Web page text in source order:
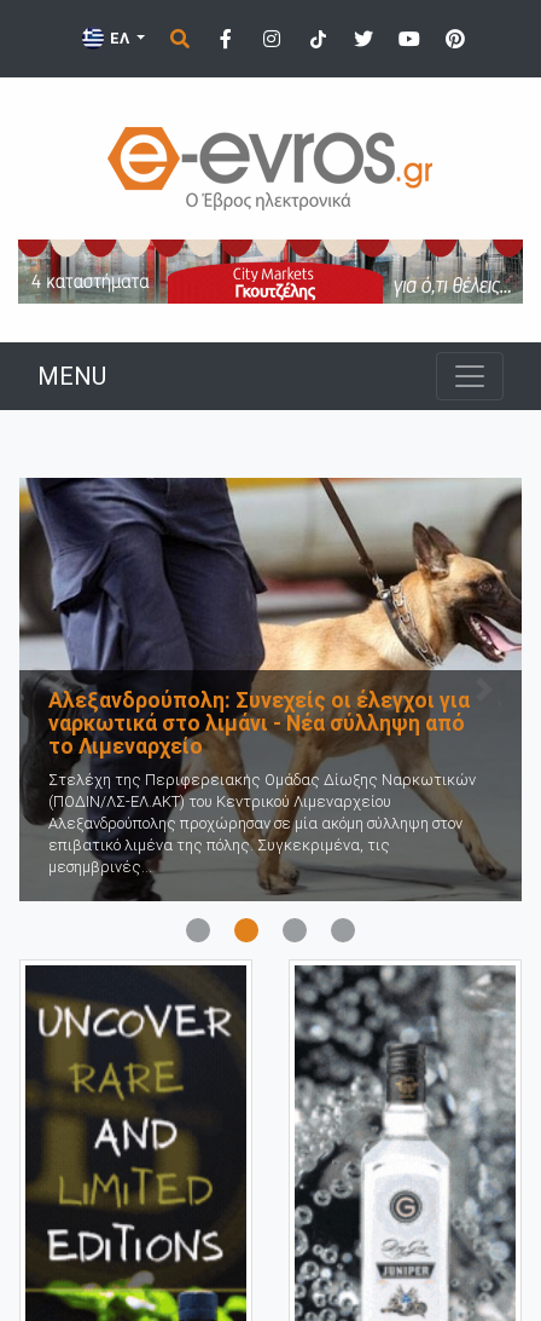
ΕΛ
MENU
Αλεξανδρούπολη: Συνεχείς οι έλεγχοι για
ναρκωτικά στο λιμάνι - Νέα σύλληψη από
το Λιμεναρχείο
Στελέχη της Περιφερειακής Ομάδας Δίωξης Ναρκωτικών
(ΠΟΔΙΝ/ΛΣ-ΕΛ.ΑΚΤ) του Κεντρικού Λιμεναρχείου
Αλεξανδρούπολης προχώρησαν σε μία ακόμη σύλληψη στον
επιβατικό λιμένα της πόλης. Συγκεκριμένα, τις
μεσημβρινές...
Προηγούμενο